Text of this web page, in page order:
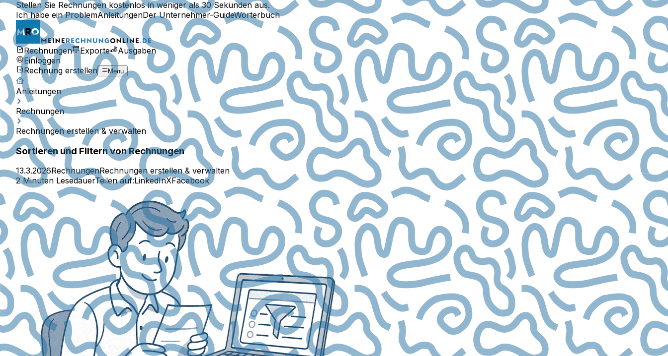
Stellen Sie Rechnungen kostenlos in weniger als 30 Sekunden aus.
Ich habe ein ProblemAnleitungenDer Unternehmer-GuideWörterbuch
Rechnungen Exporte
Ausgaben
Einloggen
Rechnung erstellen
Menu
Anleitungen
Rechnungen
Rechnungen erstellen & verwalten
Sortieren und Filtern von Rechnungen
13.3.2026RechnungenRechnungen erstellen & verwalten
2 Minuten LesedauerTeilen auf:LinkedInXFacebook